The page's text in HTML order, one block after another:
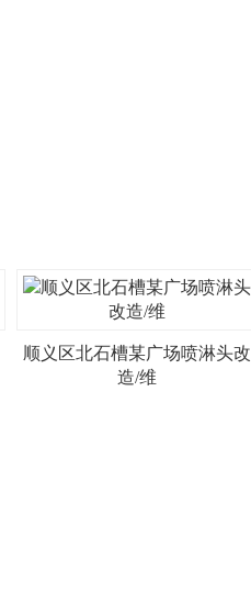
顺义区北石槽某广场喷淋头改
造/维